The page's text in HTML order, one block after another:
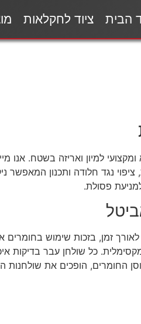
הבית ציוד לחקלאות
למיון ואריזה בשטח.
נגד חלודה ותכנון המאפשר
פסולת.
זמן, בזכות שימוש בחומרים
מקסימלית. כל שולחן עבר
החומרים, הופכים את